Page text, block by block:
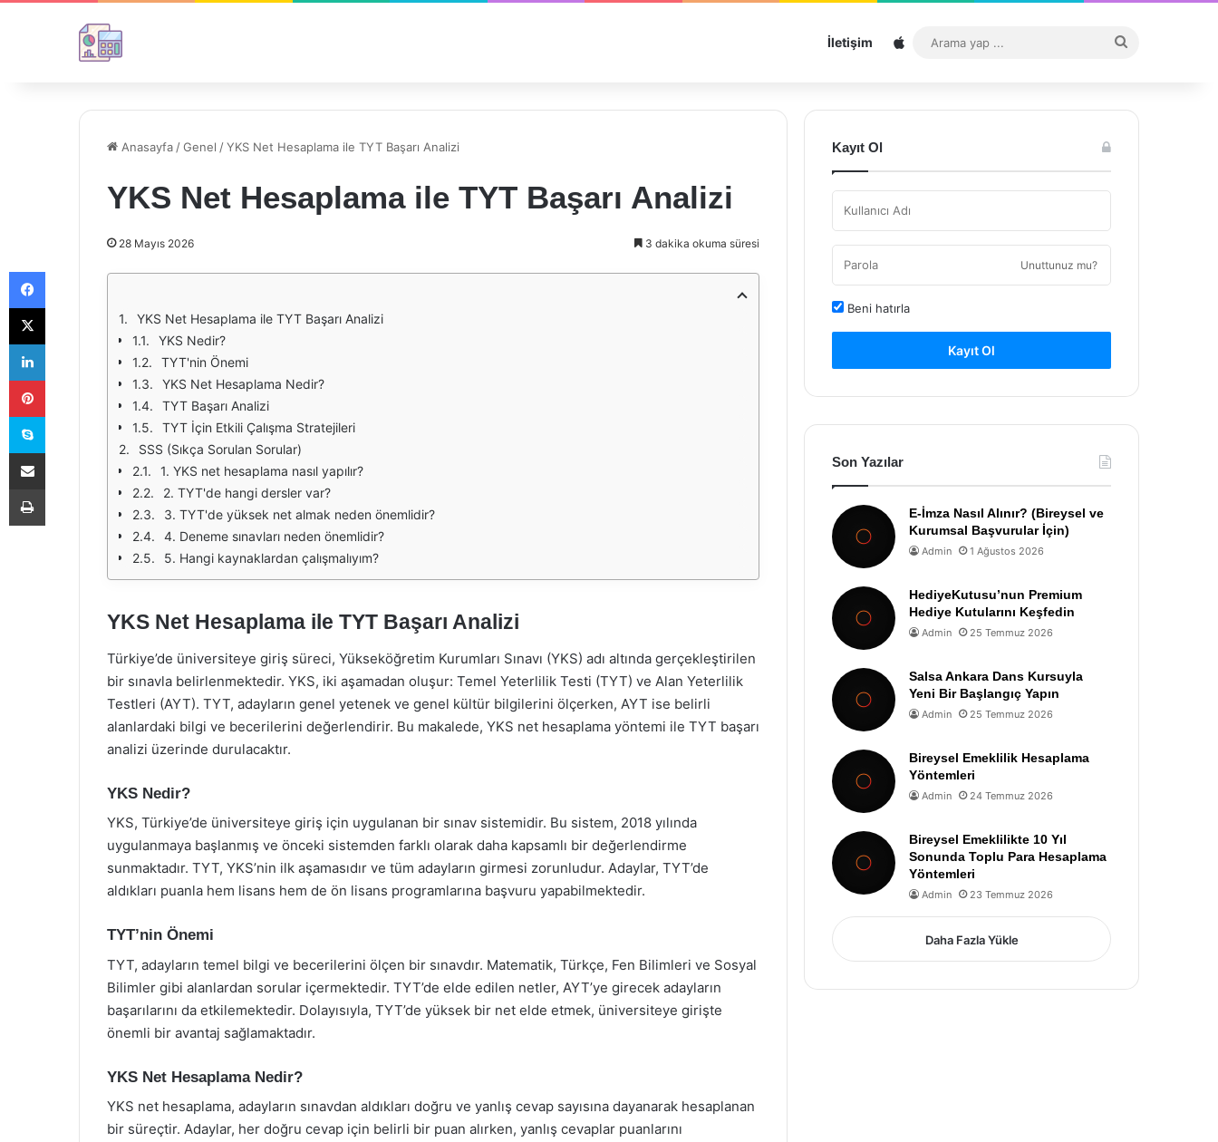
İletişim Sitemap
...
Anasayfa /Genel /YKS Net Hesaplama ile TYT Başarı Analizi
YKS Net Hesaplama ile TYT Başarı Analizi
28 Mayıs 2026 3 dakika okuma süresi
YKS Net Hesaplama ile TYT Başarı Analizi
YKS Nedir?
TYT'nin Önemi
YKS Net Hesaplama Nedir?
TYT Başarı Analizi
TYT İçin Etkili Çalışma Stratejileri
SSS (Sıkça Sorulan Sorular)
1. YKS net hesaplama nasıl yapılır?
2. TYT'de hangi dersler var?
3. TYT'de yüksek net almak neden önemlidir?
4. Deneme sınavları neden önemlidir?
5. Hangi kaynaklardan çalışmalıyım?
YKS Net Hesaplama ile TYT Başarı Analizi
Türkiye’de üniversiteye giriş süreci, Yükseköğretim Kurumları Sınavı (YKS) adı altında gerçekleştirilen
bir sınavla belirlenmektedir. YKS, iki aşamadan oluşur: Temel Yeterlilik Testi (TYT) ve Alan Yeterlilik
Testleri (AYT). TYT, adayların genel yetenek ve genel kültür bilgilerini ölçerken, AYT ise belirli
alanlardaki bilgi ve becerilerini değerlendirir. Bu makalede, YKS net hesaplama yöntemi ile TYT başarı
analizi üzerinde durulacaktır.
YKS Nedir?
YKS, Türkiye’de üniversiteye giriş için uygulanan bir sınav sistemidir. Bu sistem, 2018 yılında
uygulanmaya başlanmış ve önceki sistemden farklı olarak daha kapsamlı bir değerlendirme
sunmaktadır. TYT, YKS’nin ilk aşamasıdır ve tüm adayların girmesi zorunludur. Adaylar, TYT’de
aldıkları puanla hem lisans hem de ön lisans programlarına başvuru yapabilmektedir.
TYT’nin Önemi
TYT, adayların temel bilgi ve becerilerini ölçen bir sınavdır. Matematik, Türkçe, Fen Bilimleri ve Sosyal
Bilimler gibi alanlardan sorular içermektedir. TYT’de elde edilen netler, AYT’ye girecek adayların
başarılarını da etkilemektedir. Dolayısıyla, TYT’de yüksek bir net elde etmek, üniversiteye girişte
önemli bir avantaj sağlamaktadır.
YKS Net Hesaplama Nedir?
YKS net hesaplama, adayların sınavdan aldıkları doğru ve yanlış cevap sayısına dayanarak hesaplanan
bir süreçtir. Adaylar, her doğru cevap için belirli bir puan alırken, yanlış cevaplar puanlarını
Kayıt Ol
Unuttunuz mu?
Beni hatırla
Kayıt Ol
Son Yazılar
E-İmza Nasıl Alınır? (Bireysel ve
Kurumsal Başvurular İçin)
Admin 1 Ağustos 2026
HediyeKutusu’nun Premium
Hediye Kutularını Keşfedin
Admin 25 Temmuz 2026
Salsa Ankara Dans Kursuyla
Yeni Bir Başlangıç Yapın
Admin 25 Temmuz 2026
Bireysel Emeklilik Hesaplama
Yöntemleri
Admin 24 Temmuz 2026
Bireysel Emeklilikte 10 Yıl
Sonunda Toplu Para Hesaplama
Yöntemleri
Admin 23 Temmuz 2026
Daha Fazla Yükle
Facebook
X
LinkedIn
Pinterest
Skype
E-Posta ile paylaş